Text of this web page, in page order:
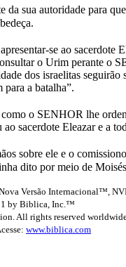
da sua autoridade para
se ao sacerdote
o Urim perante o
dos israelitas seguirão
para a batalha”.
o SENHOR lhe
ao sacerdote Eleazar e a
sobre ele e o
dito por meio de
Versão Internacional™,
by Biblica, Inc.™
All rights reserved
www.biblica.com